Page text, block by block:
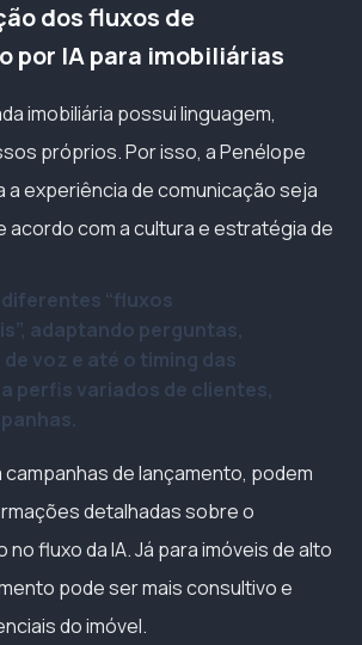
dos fluxos de
por IA para imobiliárias
imobiliária possui linguagem,
próprios. Por isso, a Penélope
a experiência de comunicação seja
acordo com a cultura e estratégia de
“fluxos
adaptando perguntas,
voz e até o timing das
perfis variados de clientes,
campanhas de lançamento, podem
detalhadas sobre o
fluxo da IA. Já para imóveis de alto
pode ser mais consultivo e
do imóvel.